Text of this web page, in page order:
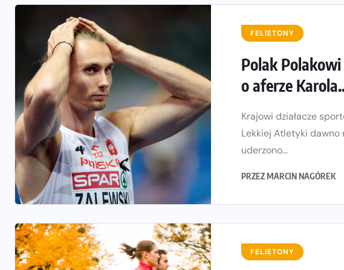
FELIETONY
Polak
o aferze
Krajowi działacze
Lekkiej Atletyki dawno
uderzono...
PRZEZMARCIN NAGÓREK
FELIETONY